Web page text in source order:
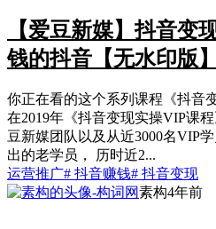
【爱豆新媒】抖音变
钱的抖音【无水印版】
你正在看的这个系列课程《抖音
在2019年《抖音变现实操VIP课
豆新媒团队以及从近3000名VIP
出的老学员， 历时近2...
运营推广# 抖音赚钱# 抖音变现
素构4年前